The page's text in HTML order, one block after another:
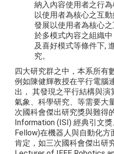
納入內容使用者之行
以使用者為核心之互動
發展以使用者為核心
於多模式內容之組織
及喜好模式等條件下,
究。
四大研究群之中，本系所有
例如陳健輝教授在平行電腦
出， 其發現之平行結構與演
氣象、科學研究、等需要大
次國科會傑出研究獎與難
Information (ISI) 經典引文
Fellow)在機器人與自動化
肯定，如三次國科會傑出研